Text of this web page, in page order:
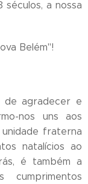
séculos, a nossa
Belém"!
de agradecer e
nos uns aos
fraterna
natalícios ao
é também a
cumprimentos